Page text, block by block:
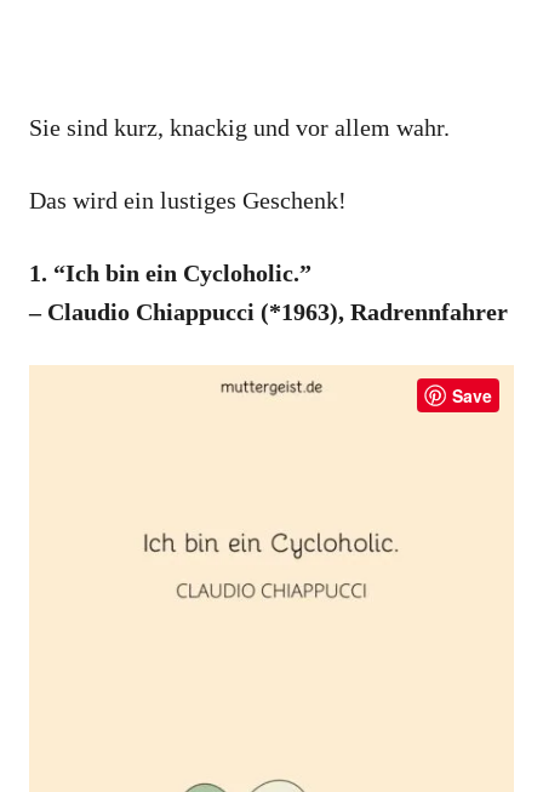
Sie sind kurz, knackig und vor allem wahr.
Das wird ein lustiges Geschenk!
1. “Ich bin ein Cycloholic.”
– Claudio Chiappucci (*1963), Radrennfahrer
Save